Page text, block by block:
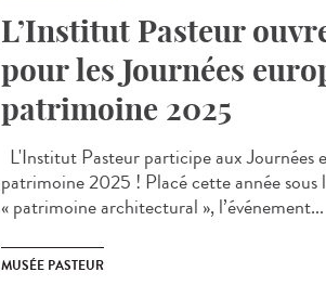
L’Institut Pasteur
pour les Journées
patrimoine 2025
L'Institut Pasteur participe aux Journées
patrimoine 2025 ! Placé cette année sous
« patrimoine architectural », l’événement...
MUSÉE PASTEUR